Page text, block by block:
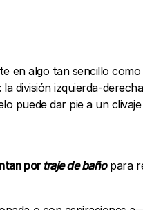
en algo tan sencillo
división izquierda-
puede dar pie a un
por traje de bañopara